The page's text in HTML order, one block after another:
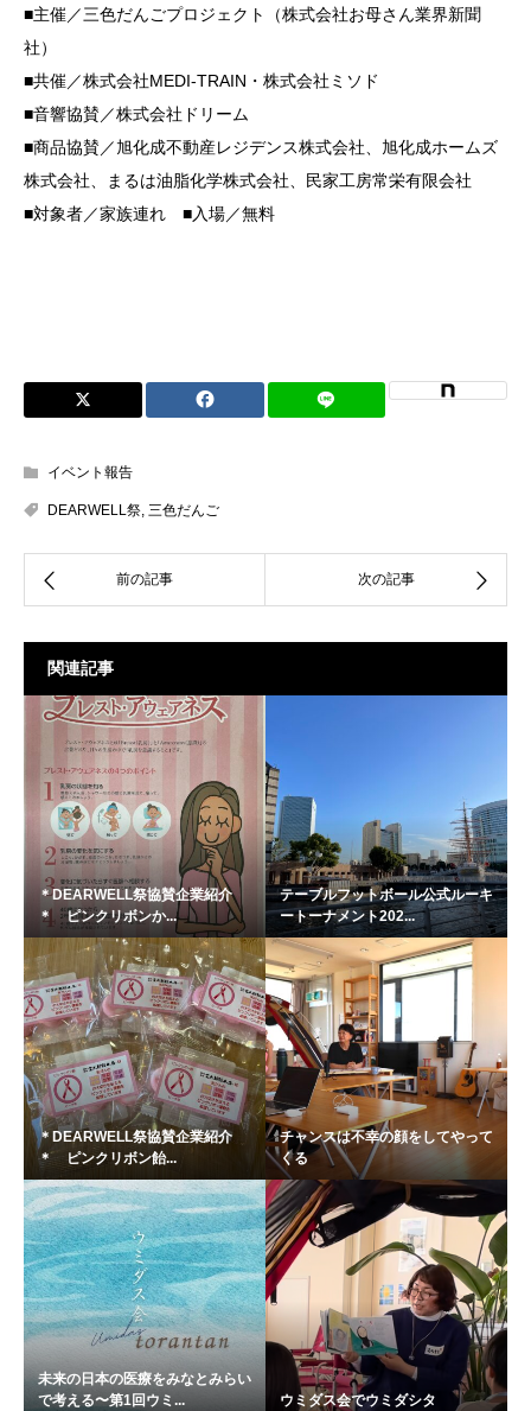
■主催／三色だんごプロジェクト（株式会社お母さん業界新聞
社）
■共催／株式会社MEDI-TRAIN・株式会社ミソド
■音響協賛／株式会社ドリーム
■商品協賛／旭化成不動産レジデンス株式会社、旭化成ホームズ
株式会社、まるは油脂化学株式会社、民家工房常栄有限会社
■対象者／家族連れ ■入場／無料
イベント報告
DEARWELL祭, 三色だんご
関連記事
＊DEARWELL祭協賛企業紹介
＊ ピンクリボンか...
テーブルフットボール公式ルーキ
ートーナメント202...
＊DEARWELL祭協賛企業紹介
＊ ピンクリボン飴...
チャンスは不幸の顔をしてやって
くる
未来の日本の医療をみなとみらい
で考える〜第1回ウミ...
ウミダス会でウミダシタ